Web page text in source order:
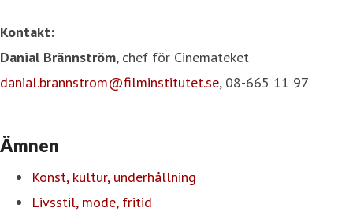
Kontakt:
Danial Brännström, chef för Cinemateket
danial.brannstrom@filminstitutet.se, 08-665 11 97
Ämnen
Konst, kultur, underhållning
Livsstil, mode, fritid